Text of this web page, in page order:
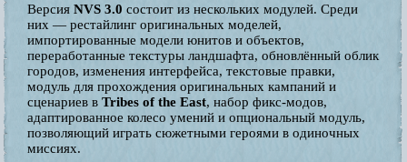
Версия NVS 3.0 состоит из нескольких модулей. Среди
них — рестайлинг оригинальных моделей,
импортированные модели юнитов и объектов,
переработанные текстуры ландшафта, обновлённый облик
городов, изменения интерфейса, текстовые правки,
модуль для прохождения оригинальных кампаний и
сценариев в Tribes of the East, набор фикс-модов,
адаптированное колесо умений и опциональный модуль,
позволяющий играть сюжетными героями в одиночных
миссиях.